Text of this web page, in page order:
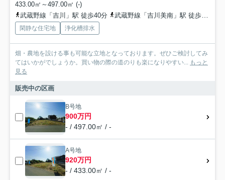
433.00㎡～497.00㎡ (-)
武蔵野線「吉川」駅 徒歩40分
武蔵野線「吉川美南」駅 徒歩37分
閑静な住宅地 浄化槽排水
畑・農地を設ける事も可能な立地となっております。ぜひご検討してみ
てはいかがでしょうか。買い物の際の道のりも楽になりやすい... もっと
見る
販売中の区画
B号地
900万円
- / 497.00㎡ / -
A号地
920万円
- / 433.00㎡ / -